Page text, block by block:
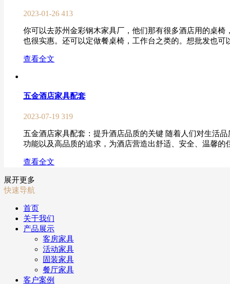
2023-01-26 413
你可以去苏州金彩钢木家具厂，他们那有很多酒店用的桌
也很实惠。还可以定做餐桌椅，工作台之类的。想批发也可
查看全文
五金酒店家具配套
2023-07-19 319
五金酒店家具配套：提升酒店品质的关键 随着人们对生活
功能以及高品质的追求，为酒店营造出舒适、安全、温馨的
查看全文
展开更多
快速导航
首页
关于我们
产品展示
客房家具
活动家具
固装家具
餐厅家具
客户案例